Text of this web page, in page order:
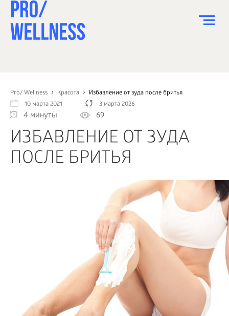
Pro/ Wellness Красота
Избавление от зуда после бритья
10 марта 2021
3 марта 2026
4 минуты 69
ИЗБАВЛЕНИЕ ОТ ЗУДА
ПОСЛЕ БРИТЬЯ
СПОРТ
ЗДОРОВЬЕ
КРАСОТА
ПСИХОЛОГИЯ